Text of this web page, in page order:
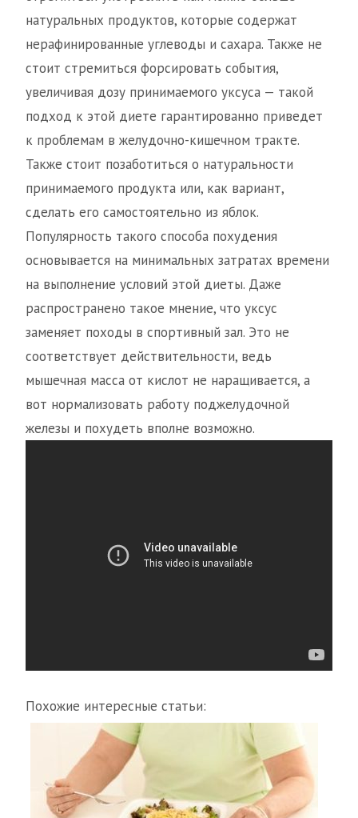
натуральных продуктов, которые содержат
нерафинированные углеводы и сахара. Также не
стоит стремиться форсировать события,
увеличивая дозу принимаемого уксуса — такой
подход к этой диете гарантированно приведет
к проблемам в желудочно-кишечном тракте.
Также стоит позаботиться о натуральности
принимаемого продукта или, как вариант,
сделать его самостоятельно из яблок.
Популярность такого способа похудения
основывается на минимальных затратах времени
на выполнение условий этой диеты. Даже
распространено такое мнение, что уксус
заменяет походы в спортивный зал. Это не
соответствует действительности, ведь
мышечная масса от кислот не наращивается, а
вот нормализовать работу поджелудочной
железы и похудеть вполне возможно.
Похожие интересные статьи: